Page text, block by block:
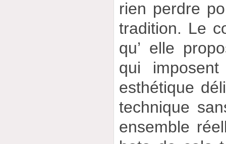
rien perdre
tradition. Le
qu’ elle
qui
esthétique
technique
ensemble